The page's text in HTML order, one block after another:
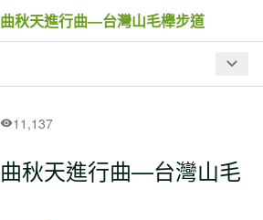
曲秋天進行曲—台灣山毛櫸步道
嘉義】邁向天神居所：塔山步道
11,137
曲秋天進行曲—台灣山毛